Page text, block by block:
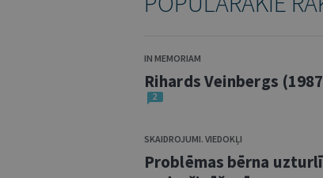
IN MEMORIAM
Rihards Veinbergs
2
SKAIDROJUMI. VIEDOKĻI
Problēmas bērna